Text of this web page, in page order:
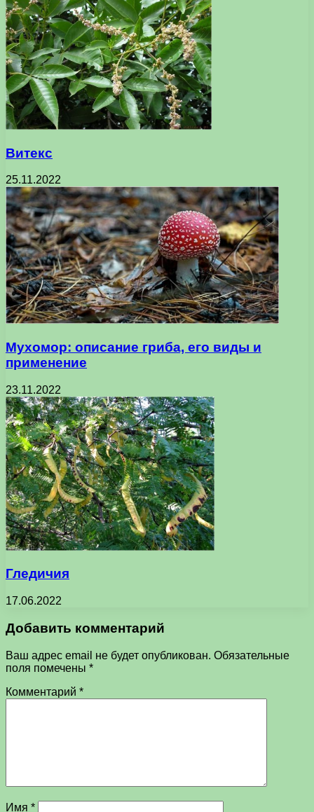
Витекс
25.11.2022
Мухомор: описание гриба, его виды и
применение
23.11.2022
Гледичия
17.06.2022
Добавить комментарий
Ваш адрес email не будет опубликован. Обязательные
поля помечены *
Комментарий *
Имя *